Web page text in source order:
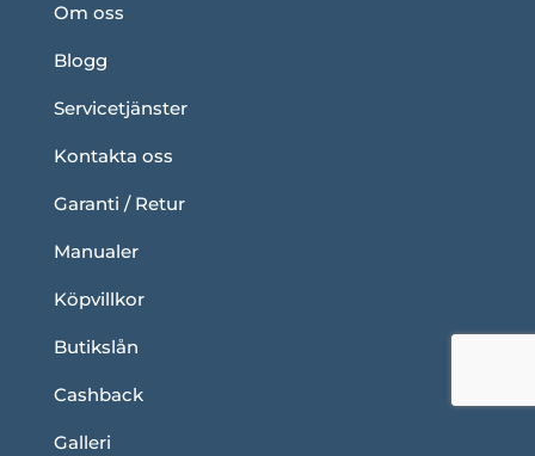
Om oss
Blogg
Servicetjänster
Kontakta oss
Garanti / Retur
Manualer
Köpvillkor
Butikslån
Cashback
Galleri